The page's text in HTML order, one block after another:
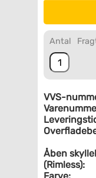
Antal
VVS-
Åben
(Rimless):